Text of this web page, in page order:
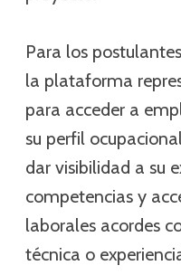
Para los
la plataforma
para acceder a
su perfil
dar visibilidad a su
competencias y
laborales acordes
técnica o